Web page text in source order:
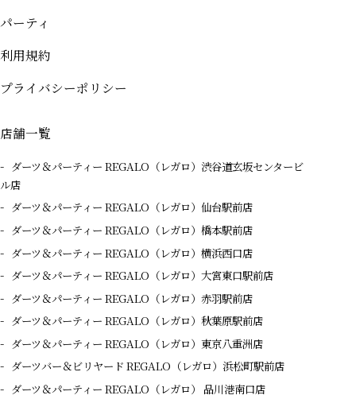
パーティ
利用規約
プライバシーポリシー
店舗一覧
ダーツ＆パーティー REGALO（レガロ）渋谷道玄坂センタービ
ル店
ダーツ＆パーティー REGALO（レガロ）仙台駅前店
ダーツ＆パーティー REGALO（レガロ）橋本駅前店
ダーツ＆パーティー REGALO（レガロ）横浜西口店
ダーツ＆パーティー REGALO（レガロ）大宮東口駅前店
ダーツ＆パーティー REGALO（レガロ）赤羽駅前店
ダーツ＆パーティー REGALO（レガロ）秋葉原駅前店
ダーツ＆パーティー REGALO（レガロ）東京八重洲店
ダーツバー＆ビリヤード REGALO（レガロ）浜松町駅前店
ダーツ＆パーティー REGALO（レガロ） 品川港南口店